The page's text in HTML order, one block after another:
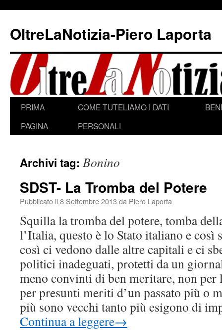
contenuto
OltreLaNotizia-Piero Laporta
PRIMA
PAGINA
COME TUTELIAMO I DATI
PERSONALI
Archivi tag: Bonino
SDST- La Tromba del Potere
Pubblicato il 8 Settembre 2013 da Piero Laporta
Squilla la tromba del potere, tomba
l’Italia, questo è lo Stato italiano e così
così ci vedono dalle altre capitali e ci
politici inadeguati, protetti da un
meno convinti di ben meritare, non
per presunti meriti d’un passato più o
più sono vecchi tanto più esigono di
Continua a leggere→